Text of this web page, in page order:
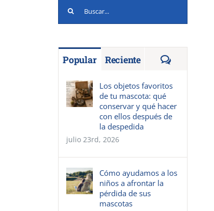
Buscar:
Popular Reciente
Los objetos favoritos
de tu mascota: qué
conservar y qué hacer
con ellos después de
la despedida
julio 23rd, 2026
Cómo ayudamos a los
niños a afrontar la
pérdida de sus
mascotas